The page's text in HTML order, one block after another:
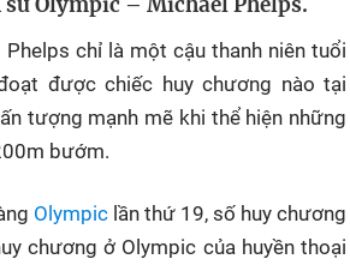
Phelps chỉ là một cậu thanh niên tuổi
được chiếc huy chương nào tại
tượng mạnh mẽ khi thể hiện những
bướm.
Olympiclần thứ 19, số huy chương
chương ở Olympic của huyền thoại